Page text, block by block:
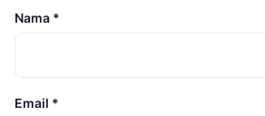
Nama *
Email *